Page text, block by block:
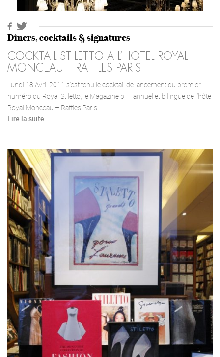
Dîners, cocktails & signatures
COCKTAIL STILETTO A L’HOTEL ROYAL
MONCEAU – RAFFLES PARIS
Lundi 18 Avril 2011 s’est tenu le cocktail de lancement du premier
numéro du Royal Stiletto, le Magazine bi – annuel et bilingue de l’hôtel
Royal Monceau – Raffles Paris.
Lire la suite